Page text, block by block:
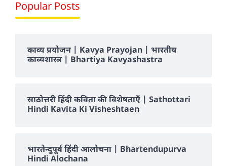
Popular Posts
काव्य प्रयोजन | Kavya Prayojan | भारतीय
काव्यशास्त्र | Bhartiya Kavyashastra
साठोत्तरी हिंदी कविता की विशेषताएँ | Sathottari
Hindi Kavita Ki Visheshtaen
भारतेन्दुपूर्व हिंदी आलोचना | Bhartendupurva
Hindi Alochana